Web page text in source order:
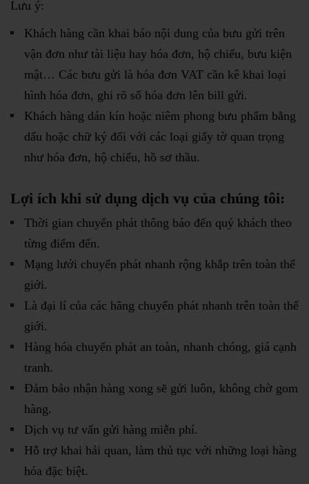
Lưu ý:
Khách hàng cần khai báo nội dung của bưu gửi trên
vận đơn như tài liệu hay hóa đơn, hộ chiếu, bưu kiện
mật… Các bưu gửi là hóa đơn VAT cần kê khai loại
hình hóa đơn, ghi rõ số hóa đơn lên bill gửi.
Khách hàng dán kín hoặc niêm phong bưu phẩm bằng
dấu hoặc chữ ký đối với các loại giấy tờ quan trọng
như hóa đơn, hộ chiếu, hồ sơ thầu.
Lợi ích khi sử dụng dịch vụ của chúng tôi:
Thời gian chuyển phát thông báo đến quý khách theo
từng điểm đến.
Mạng lưới chuyển phát nhanh rộng khắp trên toàn thế
giới.
Là đại lí của các hãng chuyển phát nhanh trên toàn thế
giới.
Hàng hóa chuyển phát an toàn, nhanh chóng, giá cạnh
tranh.
Đảm bảo nhận hàng xong sẽ gửi luôn, không chờ gom
hàng.
Dịch vụ tư vấn gửi hàng miễn phí.
Hỗ trợ khai hải quan, làm thủ tục với những loại hàng
hóa đặc biệt.